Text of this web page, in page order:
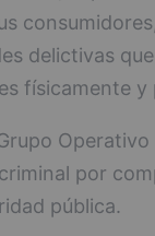
delictivas
físicamente
por
pública.